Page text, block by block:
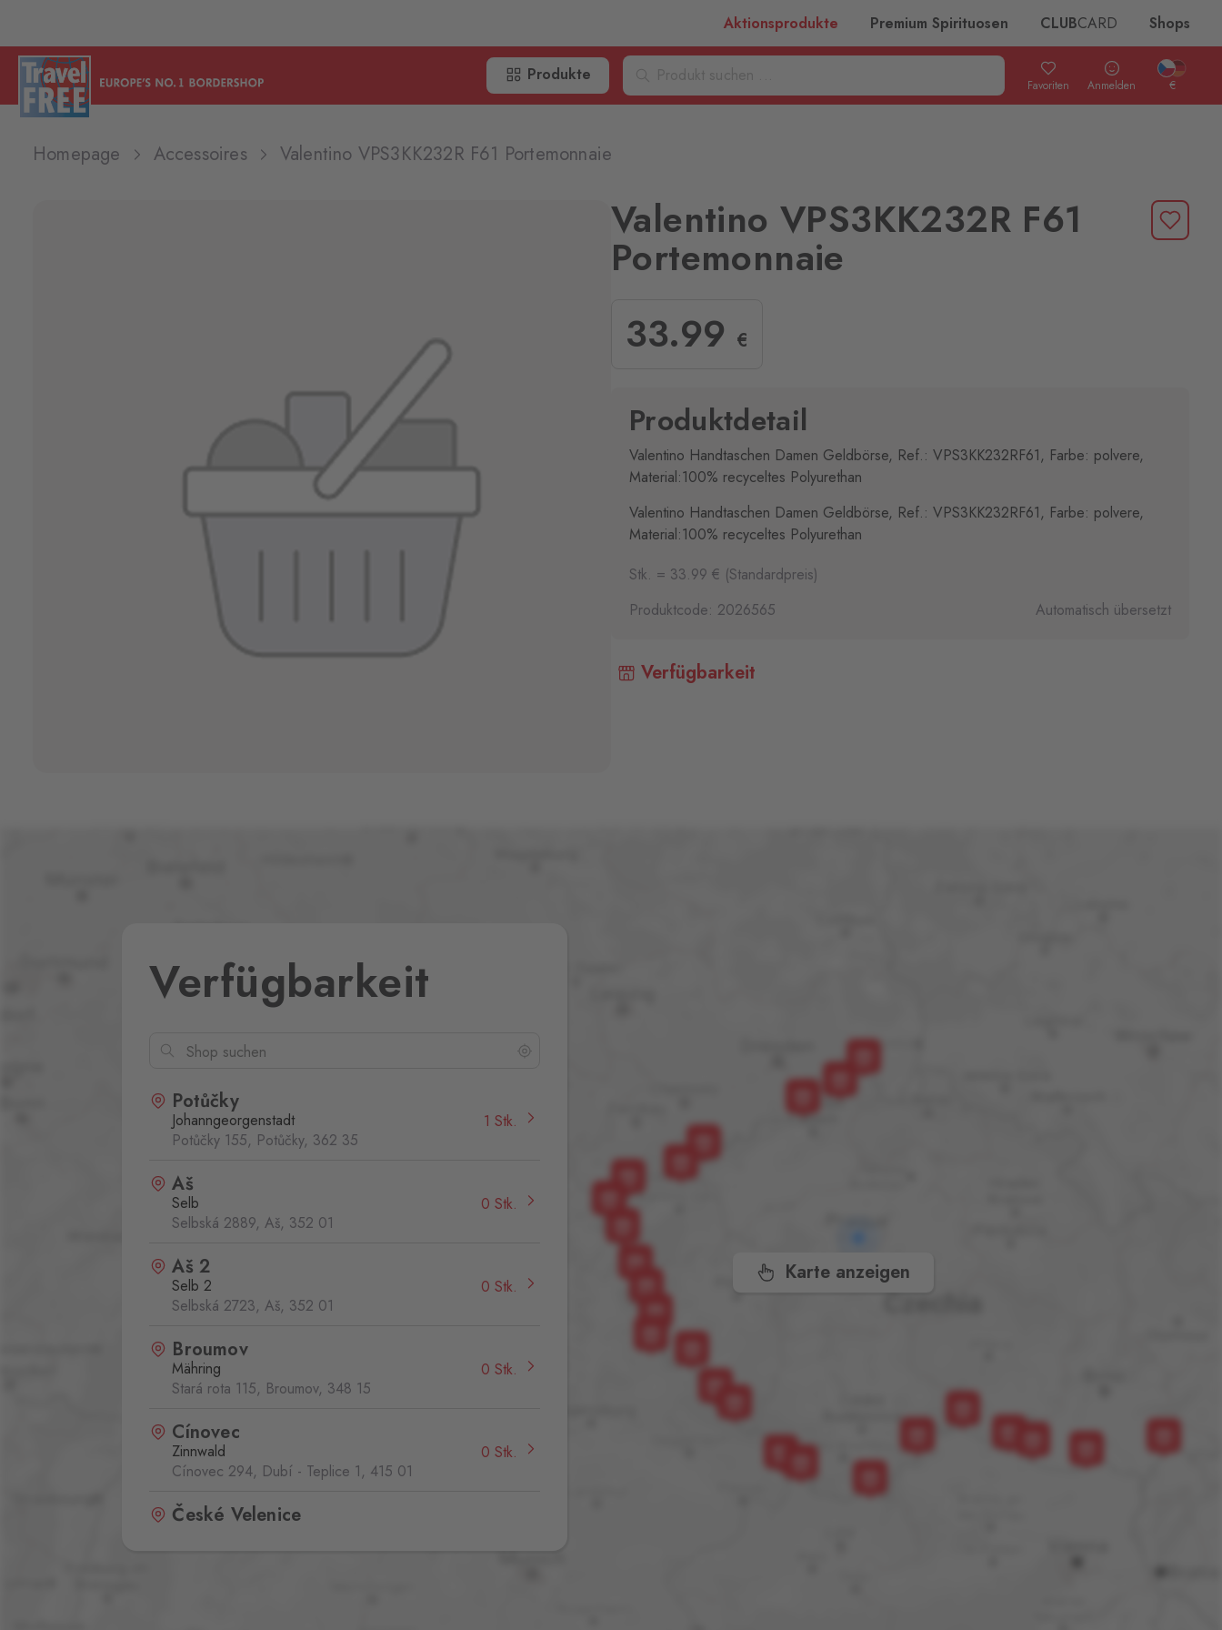
Aktionsprodukte Premium Spirituosen CLUBCARD Shops
Produkte
Favoriten Anmelden €
Homepage Accessoires Valentino VPS3KK232R F61 Portemonnaie
Valentino VPS3KK232R F61
Portemonnaie
33.99 €
Produktdetail
Valentino Handtaschen Damen Geldbörse, Ref.: VPS3KK232RF61, Farbe: polvere,
Material:100% recyceltes Polyurethan
Valentino Handtaschen Damen Geldbörse, Ref.: VPS3KK232RF61, Farbe: polvere,
Material:100% recyceltes Polyurethan
Stk. = 33.99 € (Standardpreis)
Produktcode: 2026565
Automatisch übersetzt
Verfügbarkeit
Karte anzeigen
Verfügbarkeit
Potůčky
Johanngeorgenstadt
Potůčky 155, Potůčky, 362 35
1 Stk.
Aš
Selb
Selbská 2889, Aš, 352 01
0 Stk.
Aš 2
Selb 2
Selbská 2723, Aš, 352 01
0 Stk.
Broumov
Mähring
Stará rota 115, Broumov, 348 15
0 Stk.
Cínovec
Zinnwald
Cínovec 294, Dubí - Teplice 1, 415 01
0 Stk.
České Velenice